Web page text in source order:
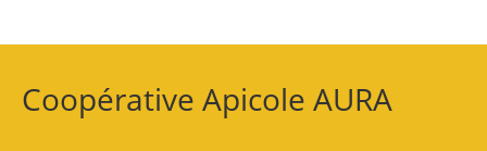
Coopérative Apicole AURA